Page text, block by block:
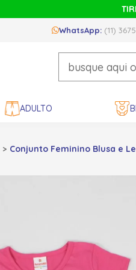
WhatsApp: (11)
ADULTO
Conjunto Feminino Blusa e